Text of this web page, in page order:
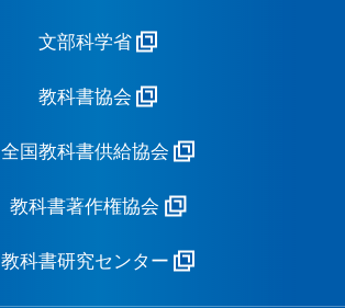
文部科学省
教科書協会
全国教科書供給協会
教科書著作権協会
教科書研究センター